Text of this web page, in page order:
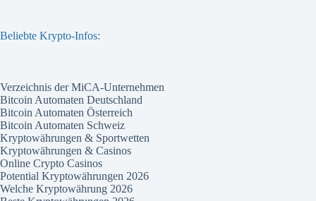
Beliebte Krypto-Infos:
Verzeichnis der MiCA-Unternehmen
Bitcoin Automaten Deutschland
Bitcoin Automaten Österreich
Bitcoin Automaten Schweiz
Kryptowährungen & Sportwetten
Kryptowährungen & Casinos
Online Crypto Casinos
Potential Kryptowährungen 2026
Welche Kryptowährung 2026